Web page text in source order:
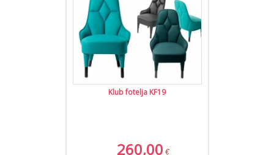
Klub fotelja KF19
260,00 €